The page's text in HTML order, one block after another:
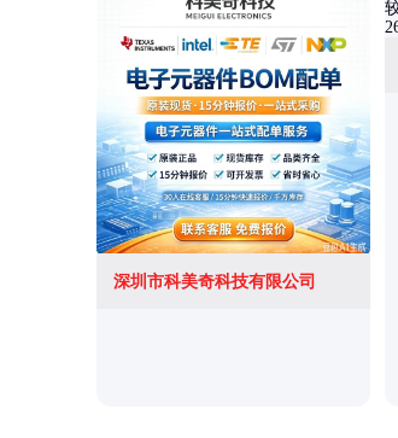
深圳市科美奇科技有限公司